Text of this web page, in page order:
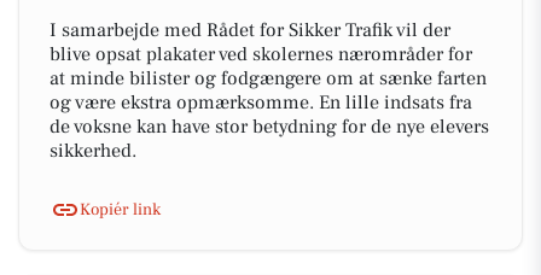
I samarbejde med Rådet for Sikker Trafik vil der
blive opsat plakater ved skolernes nærområder for
at minde bilister og fodgængere om at sænke farten
og være ekstra opmærksomme. En lille indsats fra
de voksne kan have stor betydning for de nye elevers
sikkerhed.
Kopiér link